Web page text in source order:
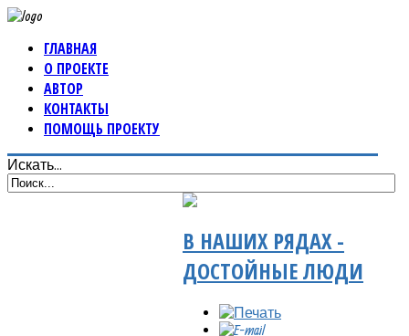
ГЛАВНАЯ
О ПРОЕКТЕ
АВТОР
КОНТАКТЫ
ПОМОЩЬ ПРОЕКТУ
Искать...
В НАШИХ РЯДАХ -
ДОСТОЙНЫЕ ЛЮДИ